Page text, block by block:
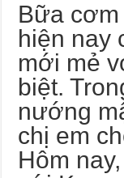
Bữa
hiện nay
mới mẻ
biệt.
nướng
chị em
Hôm